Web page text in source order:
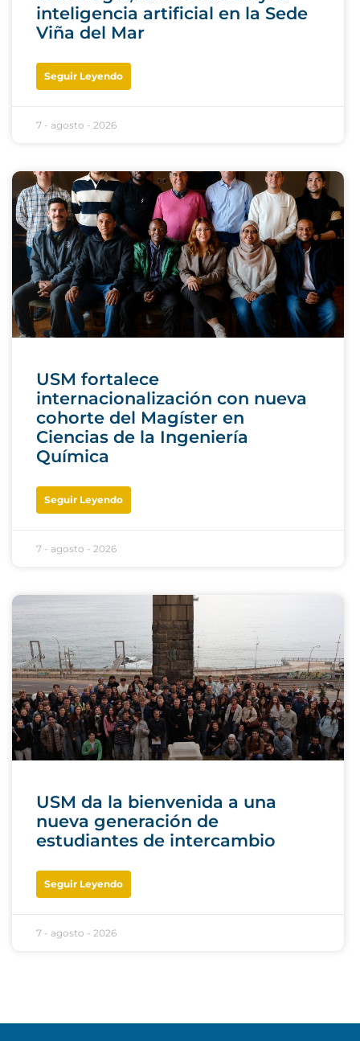
inteligencia artificial en la Sede
Viña del Mar
Seguir Leyendo
7 - agosto - 2026
USM fortalece
internacionalización con nueva
cohorte del Magíster en
Ciencias de la Ingeniería
Química
Seguir Leyendo
7 - agosto - 2026
USM da la bienvenida a una
nueva generación de
estudiantes de intercambio
Seguir Leyendo
7 - agosto - 2026